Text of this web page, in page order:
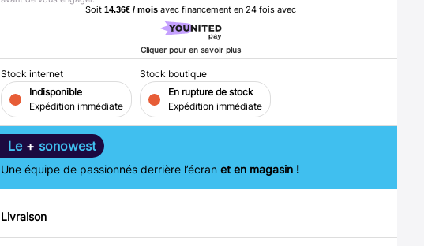
Soit 14.36€ / mois avec financement en 24 fois avec
Cliquer pour en savoir plus
Stock internet
Indisponible
Expédition immédiate
Stock boutique
En rupture de stock
Expédition immédiate
Le + sonowest
Une équipe de passionnés derrière l’écran et en magasin !
Livraison